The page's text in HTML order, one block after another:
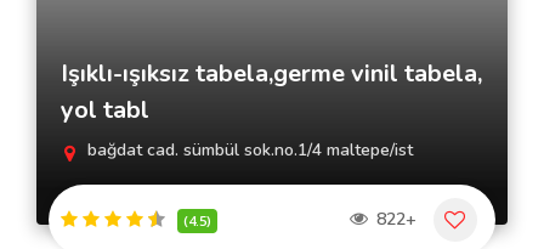
Işıklı-ışıksız tabela,germe vinil tabela,
yol tabl
bağdat cad. sümbül sok.no.1/4 maltepe/ist
(4.5) 822+